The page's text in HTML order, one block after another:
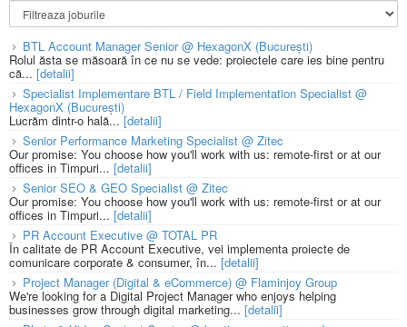
BTL Account Manager Senior @ HexagonX (București)
Rolul ăsta se măsoară în ce nu se vede: proiectele care ies bine pentru
că... [detalii]
Specialist Implementare BTL / Field Implementation Specialist @
HexagonX (București)
Lucrăm dintr-o hală...[detalii]
Senior Performance Marketing Specialist @ Zitec
Our promise: You choose how you'll work with us: remote-first or at our
offices in Timpuri... [detalii]
Senior SEO & GEO Specialist @ Zitec
Our promise: You choose how you'll work with us: remote-first or at our
offices in Timpuri... [detalii]
PR Account Executive @ TOTAL PR
În calitate de PR Account Executive, vei implementa proiecte de
comunicare corporate & consumer, în... [detalii]
Project Manager (Digital & eCommerce) @ Flaminjoy Group
We're looking for a Digital Project Manager who enjoys helping
businesses grow through digital marketing... [detalii]